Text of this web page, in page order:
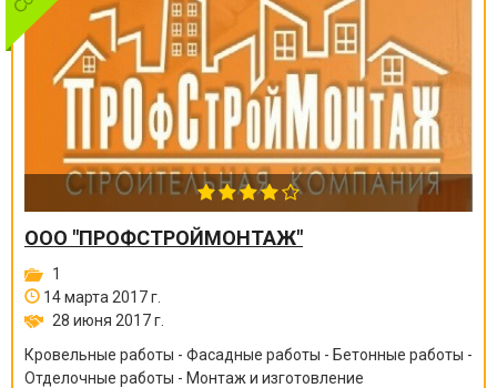
ООО "ПРОФСТРОЙМОНТАЖ"
1
14 марта 2017 г.
28 июня 2017 г.
Кровельные работы - Фасадные работы - Бетонные работы -
Отделочные работы - Монтаж и изготовление